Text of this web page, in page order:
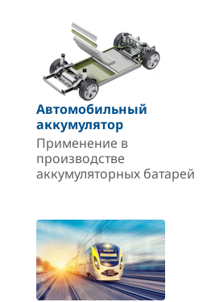
Автомобильный
аккумулятор
Применение в
производстве
аккумуляторных батарей